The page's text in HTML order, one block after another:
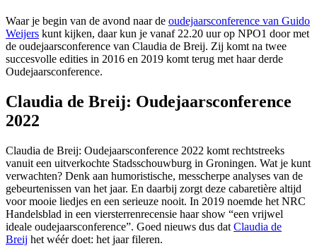
Waar je begin van de avond naar de oudejaarsconference van Guido
Weijers kunt kijken, daar kun je vanaf 22.20 uur op NPO1 door met
de oudejaarsconference van Claudia de Breij. Zij komt na twee
succesvolle edities in 2016 en 2019 komt terug met haar derde
Oudejaarsconference.
Claudia de Breij: Oudejaarsconference
2022
Claudia de Breij: Oudejaarsconference 2022 komt rechtstreeks
vanuit een uitverkochte Stadsschouwburg in Groningen. Wat je kunt
verwachten? Denk aan humoristische, messcherpe analyses van de
gebeurtenissen van het jaar. En daarbij zorgt deze cabaretière altijd
voor mooie liedjes en een serieuze nooit. In 2019 noemde het NRC
Handelsblad in een viersterrenrecensie haar show “een vrijwel
ideale oudejaarsconference”. Goed nieuws dus dat Claudia de
Breij het wéér doet: het jaar fileren.